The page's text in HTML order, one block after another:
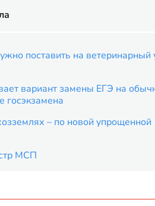
поставить на ветеринарный
вариант замены ЕГЭ на
госэкзамена
– по новой упрощенной
МСП